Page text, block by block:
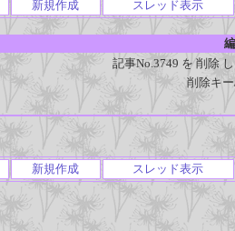
新規作成 スレッド表示
記事No.3749 を 削除
削除キ
新規作成 スレッド表示